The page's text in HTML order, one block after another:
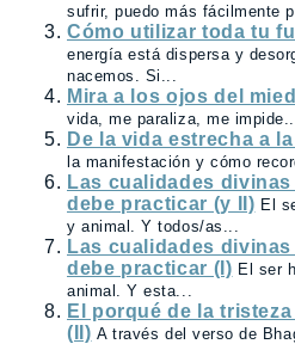
sufrir, puedo más fácilmente
Cómo utilizar toda tu
energía está dispersa y
nacemos. Si...
Mira a los ojos del
vida, me paraliza, me
De la vida estrecha a
la manifestación y cómo
Las cualidades
debe practicar (y II) El
y animal. Y todos/as...
Las cualidades
debe practicar (I) El ser
animal. Y esta...
El porqué de la
(II) A través del verso de